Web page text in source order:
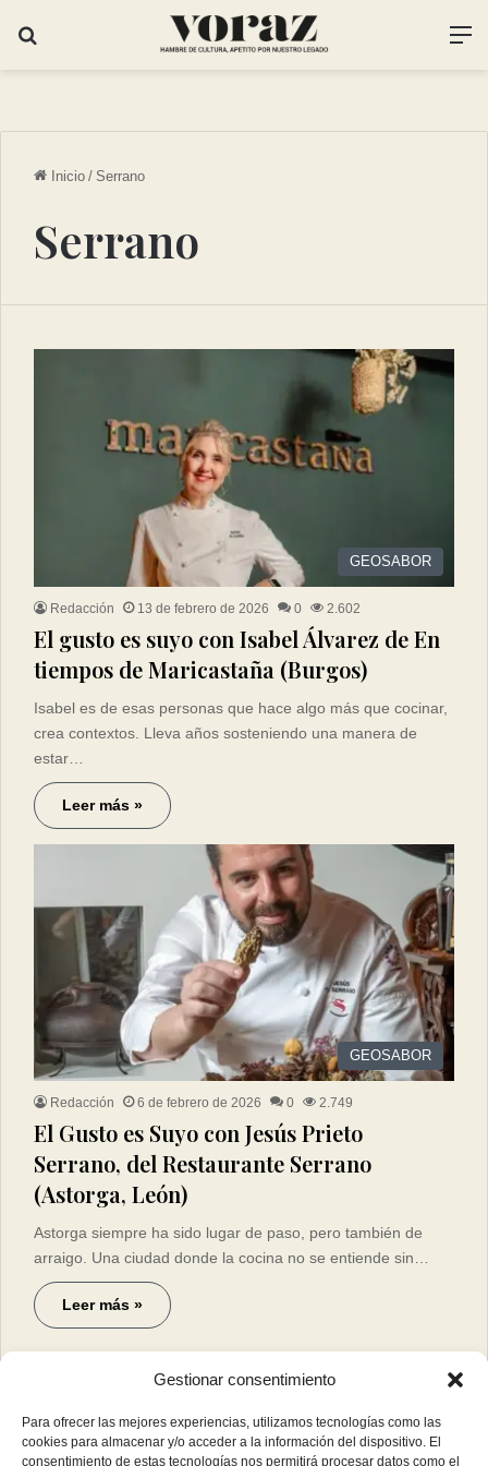
Gestionar consentimiento
Para ofrecer las mejores experiencias, utilizamos tecnologías como las
cookies para almacenar y/o acceder a la información del dispositivo. El
consentimiento de estas tecnologías nos permitirá procesar datos como el
Inicio / Serrano
Serrano
GEOSABOR
Redacción 13 de febrero de 2026 0 2.602
El gusto es suyo con Isabel Álvarez de En
tiempos de Maricastaña (Burgos)
Isabel es de esas personas que hace algo más que cocinar,
crea contextos. Lleva años sosteniendo una manera de
estar…
Leer más »
GEOSABOR
Redacción 6 de febrero de 2026 0 2.749
El Gusto es Suyo con Jesús Prieto
Serrano, del Restaurante Serrano
(Astorga, León)
Astorga siempre ha sido lugar de paso, pero también de
arraigo. Una ciudad donde la cocina no se entiende sin…
Leer más »